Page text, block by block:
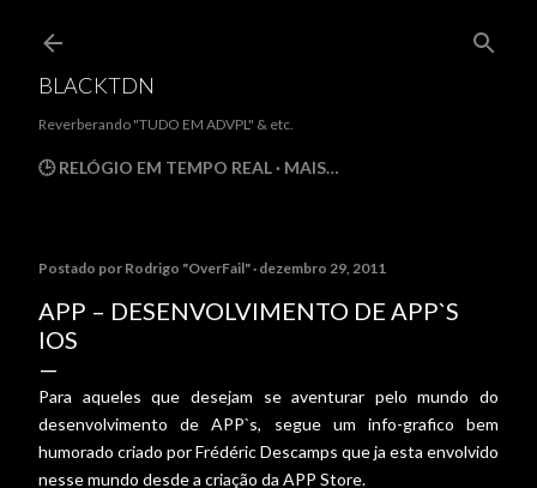
BLACKTDN
Reverberando "TUDO EM ADVPL" & etc.
🕒 RELÓGIO EM TEMPO REAL MAIS…
Postado por Rodrigo "OverFail" dezembro 29, 2011
APP – DESENVOLVIMENTO DE APP`S
IOS
Para aqueles que desejam se aventurar pelo mundo do
desenvolvimento de APP`s, segue um info-grafico bem
humorado criado por Frédéric Descamps que ja esta envolvido
nesse mundo desde a criação da APP Store.